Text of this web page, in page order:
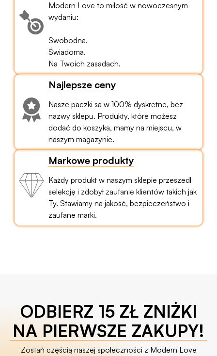
Modern Love to miłość w nowoczesnym
wydaniu:
Swobodna.
Świadoma.
Na Twoich zasadach.
Najlepsze ceny
Nasze paczki są w 100% dyskretne, bez
nazwy sklepu. Produkty, które możesz
dodać do koszyka, mamy na miejscu, w
naszym magazynie.
Markowe produkty
Każdy produkt w naszym sklepie przeszedł
selekcję i zdobył zaufanie klientów takich jak
Ty. Stawiamy na jakość, bezpieczeństwo i
zaufane marki.
ODBIERZ 15 ZŁ ZNIŻKI
NA PIERWSZE ZAKUPY!
Zostań częścią naszej społeczności z Modern Love